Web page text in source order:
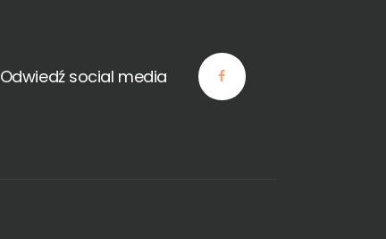
Odwiedź social media